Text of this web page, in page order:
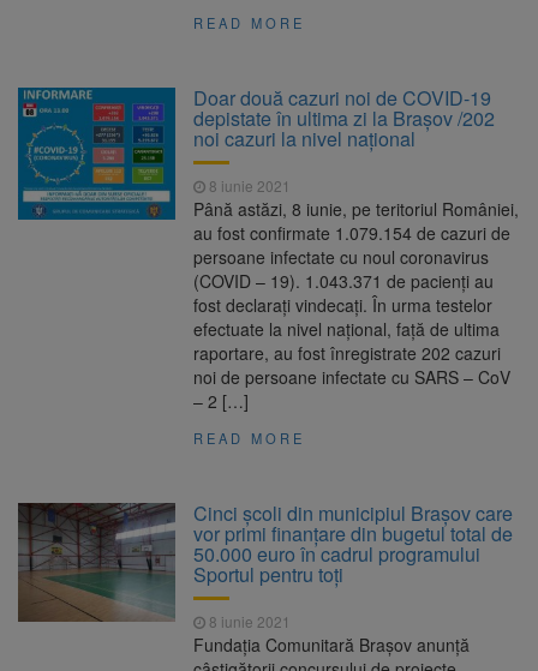
READ MORE
Doar două cazuri noi de COVID-19
depistate în ultima zi la Braşov /202
noi cazuri la nivel naţional
8 iunie 2021
Până astăzi, 8 iunie, pe teritoriul României,
au fost confirmate 1.079.154 de cazuri de
persoane infectate cu noul coronavirus
(COVID – 19). 1.043.371 de pacienți au
fost declarați vindecați. În urma testelor
efectuate la nivel național, față de ultima
raportare, au fost înregistrate 202 cazuri
noi de persoane infectate cu SARS – CoV
– 2 […]
READ MORE
Cinci școli din municipiul Brașov care
vor primi finanțare din bugetul total de
50.000 euro în cadrul programului
Sportul pentru toți
8 iunie 2021
Fundația Comunitară Brașov anunță